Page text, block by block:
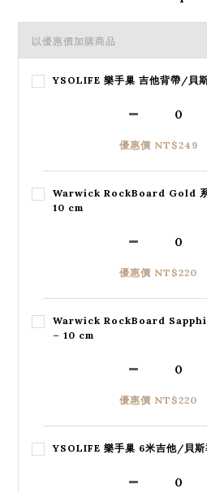
以優惠價加購商品
YSOLIFE 樂手巢 吉他背帶/貝
優惠價 NT$249
Warwick RockBoard Gold 系
10 cm
優惠價 NT$220
Warwick RockBoard
– 10 cm
優惠價 NT$220
YSOLIFE 樂手巢 6米吉他/貝斯